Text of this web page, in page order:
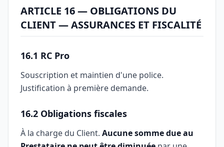
ARTICLE 16 — OBLIGATIONS DU
CLIENT — ASSURANCES ET FISCALITÉ
16.1 RC Pro
Souscription et maintien d'une police.
Justification à première demande.
16.2 Obligations fiscales
À la charge du Client. Aucune somme due au